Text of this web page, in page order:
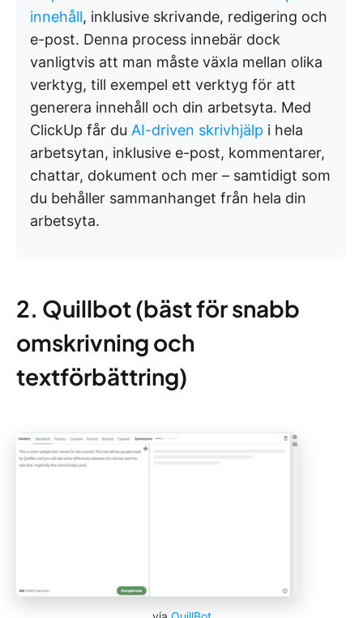
innehåll, inklusive skrivande, redigering och
e-post. Denna process innebär dock
vanligtvis att man måste växla mellan olika
verktyg, till exempel ett verktyg för att
generera innehåll och din arbetsyta. Med
ClickUp får du AI-driven skrivhjälp i hela
arbetsytan, inklusive e-post, kommentarer,
chattar, dokument och mer – samtidigt som
du behåller sammanhanget från hela din
arbetsyta.
2. Quillbot (bäst för snabb
omskrivning och
textförbättring)